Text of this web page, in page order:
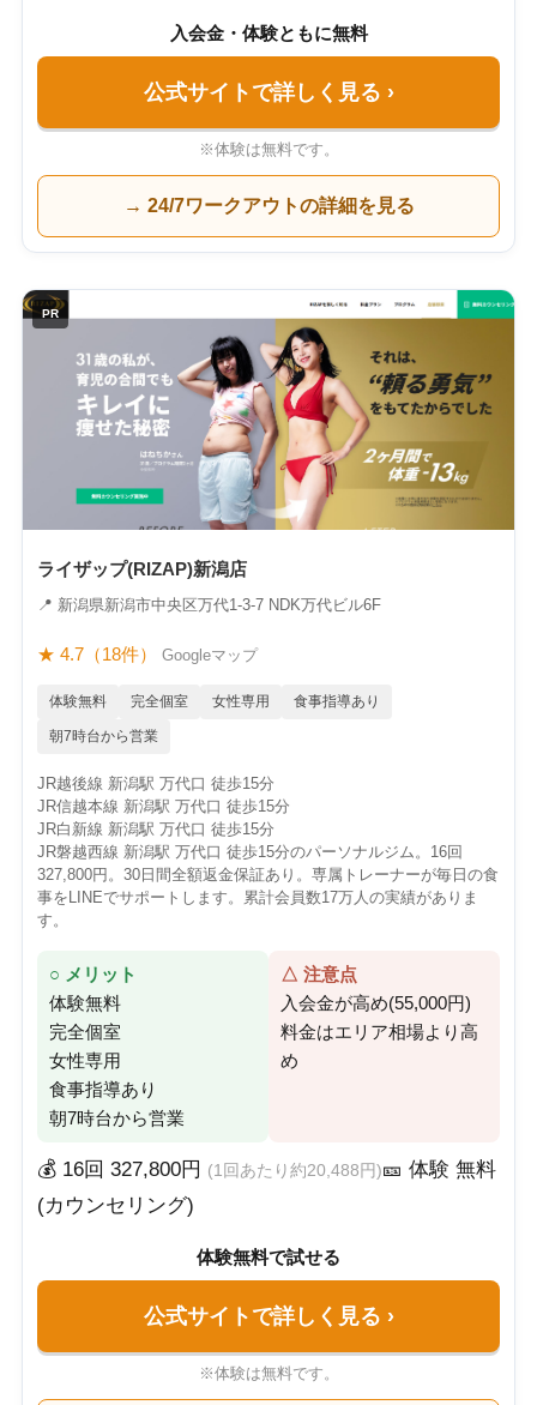
入会金・体験ともに無料
公式サイトで詳しく見る ›
※体験は無料です。
→ 24/7ワークアウトの詳細を見る
PR
ライザップ(RIZAP)新潟店
📍 新潟県新潟市中央区万代1-3-7 NDK万代ビル6F
★ 4.7（18件） Googleマップ
体験無料 完全個室 女性専用 食事指導あり
朝7時台から営業
JR越後線 新潟駅 万代口 徒歩15分
JR信越本線 新潟駅 万代口 徒歩15分
JR白新線 新潟駅 万代口 徒歩15分
JR磐越西線 新潟駅 万代口 徒歩15分のパーソナルジム。16回
327,800円。30日間全額返金保証あり。専属トレーナーが毎日の食
事をLINEでサポートします。累計会員数17万人の実績がありま
す。
○ メリット
体験無料
完全個室
女性専用
食事指導あり
朝7時台から営業
△ 注意点
入会金が高め(55,000円)
料金はエリア相場より高
め
💰 16回 327,800円 (1回あたり約20,488円)🎫 体験 無料
(カウンセリング)
体験無料で試せる
公式サイトで詳しく見る ›
※体験は無料です。